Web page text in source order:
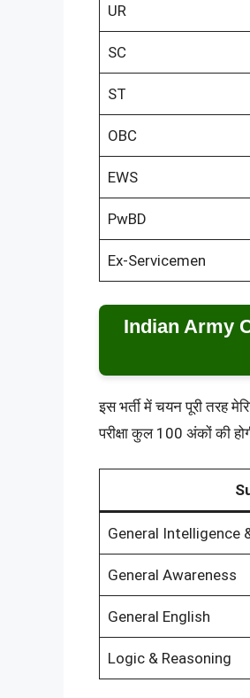
UR
SC
ST
OBC
EWS
PwBD
Ex-Servicemen
Indian Army
इस भर्ती में चयन पूरी तरह
परीक्षा कुल 100 अंकों की
General Intelligence
General Awareness
General English
Logic & Reasoning